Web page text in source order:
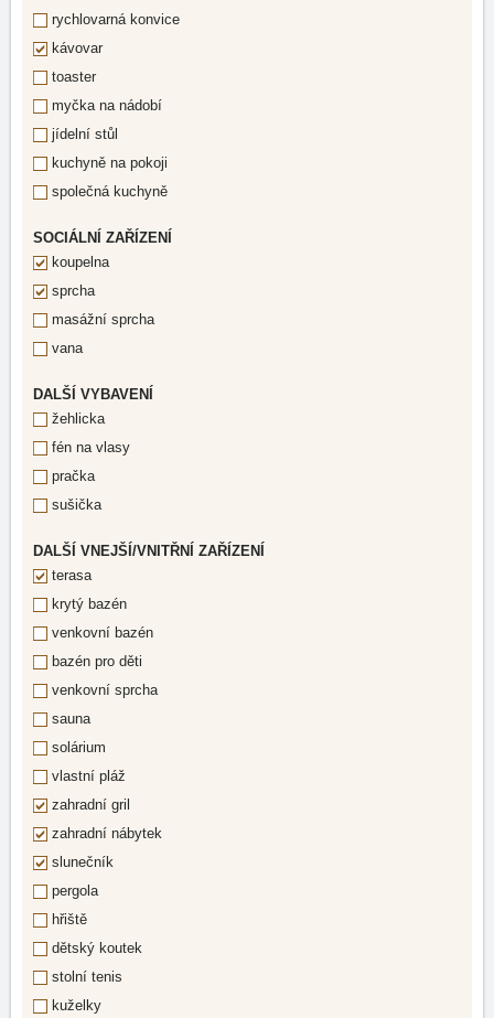
rychlovarná konvice
kávovar
toaster
myčka na nádobí
jídelní stůl
kuchyně na pokoji
společná kuchyně
SOCIÁLNÍ ZAŘÍZENÍ
koupelna
sprcha
masážní sprcha
vana
DALŠÍ VYBAVENÍ
žehlicka
fén na vlasy
pračka
sušička
DALŠÍ VNEJŠÍ/VNITŘNÍ ZAŘÍZENÍ
terasa
krytý bazén
venkovní bazén
bazén pro děti
venkovní sprcha
sauna
solárium
vlastní pláž
zahradní gril
zahradní nábytek
slunečník
pergola
hřiště
dětský koutek
stolní tenis
kuželky